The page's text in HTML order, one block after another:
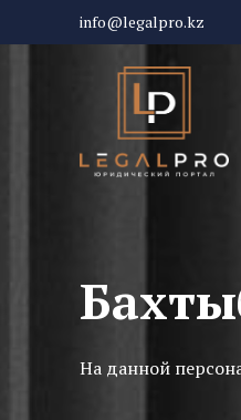
info@legalpro.kz
На данной